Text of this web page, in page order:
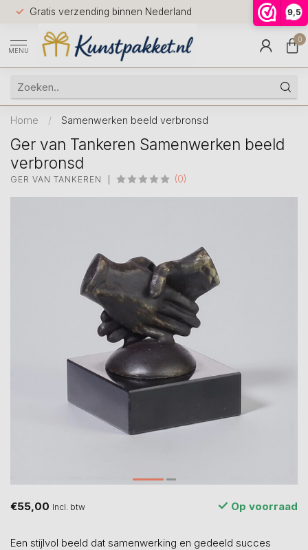
9,5
Gratis verzending binnen Nederland
Voor
huis
9.5
MENU
0
Home / Samenwerken beeld verbronsd
Ger van Tankeren Samenwerken beeld
verbronsd
GER VAN TANKEREN (0)
€55,00 Incl. btw Op voorraad
Een stijlvol beeld dat samenwerking en gedeeld succes